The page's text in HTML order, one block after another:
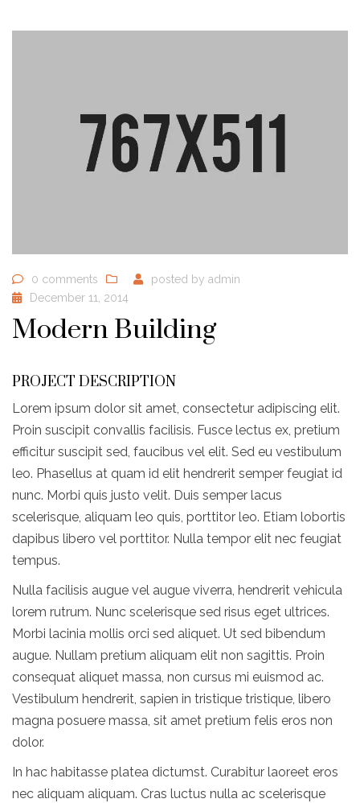
0 comments posted by admin
December 11, 2014
Modern Building
PROJECT DESCRIPTION
Lorem ipsum dolor sit amet, consectetur adipiscing elit.
Proin suscipit convallis facilisis. Fusce lectus ex, pretium
efficitur suscipit sed, faucibus vel elit. Sed eu vestibulum
leo. Phasellus at quam id elit hendrerit semper feugiat id
nunc. Morbi quis justo velit. Duis semper lacus
scelerisque, aliquam leo quis, porttitor leo. Etiam lobortis
dapibus libero vel porttitor. Nulla tempor elit nec feugiat
tempus.
Nulla facilisis augue vel augue viverra, hendrerit vehicula
lorem rutrum. Nunc scelerisque sed risus eget ultrices.
Morbi lacinia mollis orci sed aliquet. Ut sed bibendum
augue. Nullam pretium aliquam elit non sagittis. Proin
consequat aliquet massa, non cursus mi euismod ac.
Vestibulum hendrerit, sapien in tristique tristique, libero
magna posuere massa, sit amet pretium felis eros non
dolor.
In hac habitasse platea dictumst. Curabitur laoreet eros
nec aliquam aliquam. Cras luctus nulla ac scelerisque